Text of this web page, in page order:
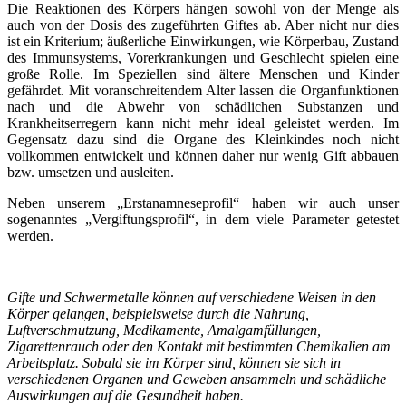
Die Reaktionen des Körpers hängen sowohl von der Menge als
auch von der Dosis des zugeführten Giftes ab. Aber nicht nur dies
ist ein Kriterium; äußerliche Einwirkungen, wie Körperbau, Zustand
des Immunsystems, Vorerkrankungen und Geschlecht spielen eine
große Rolle. Im Speziellen sind ältere Menschen und Kinder
gefährdet. Mit voranschreitendem Alter lassen die Organfunktionen
nach und die Abwehr von schädlichen Substanzen und
Krankheitserregern kann nicht mehr ideal geleistet werden. Im
Gegensatz dazu sind die Organe des Kleinkindes noch nicht
vollkommen entwickelt und können daher nur wenig Gift abbauen
bzw. umsetzen und ausleiten.
Neben unserem „Erstanamneseprofil“ haben wir auch unser
sogenanntes „Vergiftungsprofil“, in dem viele Parameter getestet
werden.
Gifte und Schwermetalle können auf verschiedene Weisen in den
Körper gelangen, beispielsweise durch die Nahrung,
Luftverschmutzung, Medikamente, Amalgamfüllungen,
Zigarettenrauch oder den Kontakt mit bestimmten Chemikalien am
Arbeitsplatz. Sobald sie im Körper sind, können sie sich in
verschiedenen Organen und Geweben ansammeln und schädliche
Auswirkungen auf die Gesundheit haben.